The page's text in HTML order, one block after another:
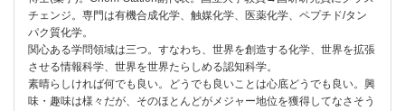
チェンジ。専門は有機合成化学、触媒化学、医薬化学、ペプチド/タン
パク質化学。
関心ある学問領域は三つ。すなわち、世界を創造する化学、世界を拡張
させる情報科学、世界を世界たらしめる認知科学。
素晴らしければ何でも良い。どうでも良いことは心底どうでも良い。興
味・趣味は様々だが、そのほとんどがメジャー地位を獲得してなさそう